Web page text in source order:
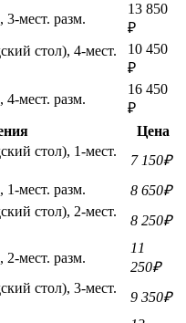
мест. разм.
13 850
₽
стол), 4-мест.
10 450
₽
мест. разм.
16 450
₽
Цена
стол), 1-мест.
7 150₽
мест. разм.
8 650₽
стол), 2-мест.
8 250₽
мест. разм.
11
250₽
стол), 3-мест.
9 350₽